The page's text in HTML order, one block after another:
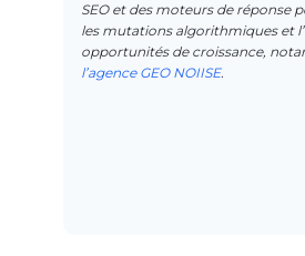
SEO et des moteurs de réponse
les mutations algorithmiques et
opportunités de croissance,
l’agence GEO NOIISE.